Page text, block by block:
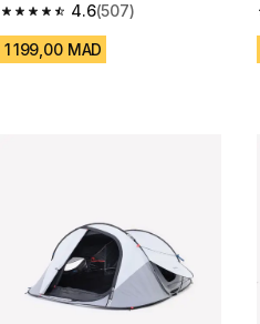
4.6
4.6 out of 5 stars from 507
(507)
1 199,00 MAD